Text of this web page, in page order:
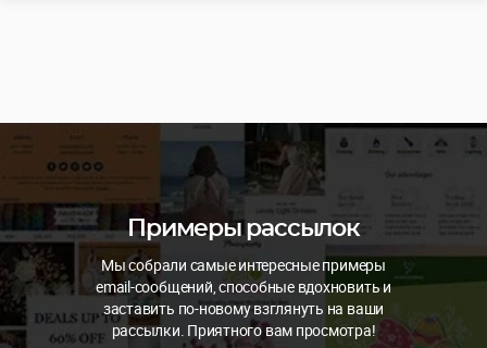
Примеры рассылок
Мы собрали самые интересные примеры
email-сообщений, способные вдохновить и
заставить по-новому взглянуть на ваши
рассылки. Приятного вам просмотра!